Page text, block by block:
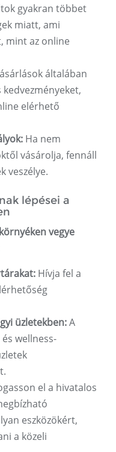
gyakran többet
miatt, ami
mint az online
általában
elérhető
Ha nem
vásárolja, fennáll
veszélye.
lépései a
vegye
Hívja fel a
üzletekben:A
wellness-
el a hivatalos
eszközökért,
a közeli